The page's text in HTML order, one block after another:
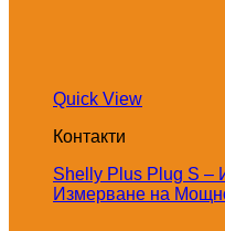
Quick View
Контакти
Shelly Plus Plug S –
Измерване на